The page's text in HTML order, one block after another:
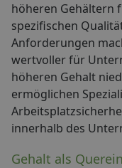
höheren Gehältern
spezifischen
Anforderungen
wertvoller für
höheren Gehalt
ermöglichen
innerhalb des
Gehalt als